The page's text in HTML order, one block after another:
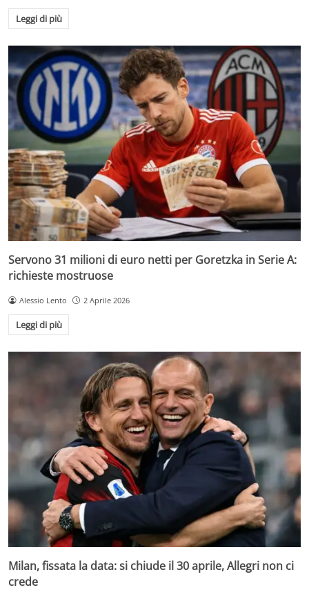
Leggi di più
Servono 31 milioni di euro netti per Goretzka in Serie A:
richieste mostruose
Alessio Lento 2 Aprile 2026
Leggi di più
Milan, fissata la data: si chiude il 30 aprile, Allegri non ci
crede